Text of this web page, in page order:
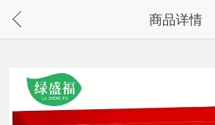
请通过微信或支付宝搜“奇兔客小程序”访问
商品详情